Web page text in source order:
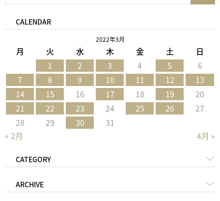
CALENDAR
2022年3月
月 火 水 木 金 土 日
« 2月 4月 »
1 2 3 4 5
6
7
8 9 10 11 12
13
14
15 16 17 18 19
20
21
22 23 24 25 26
27
28
29 30 31
CATEGORY
ARCHIVE